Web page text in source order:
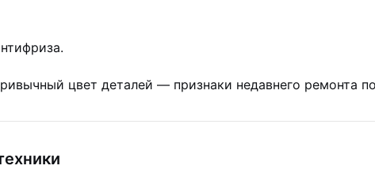
цвет деталей — признаки недавнего ремонта